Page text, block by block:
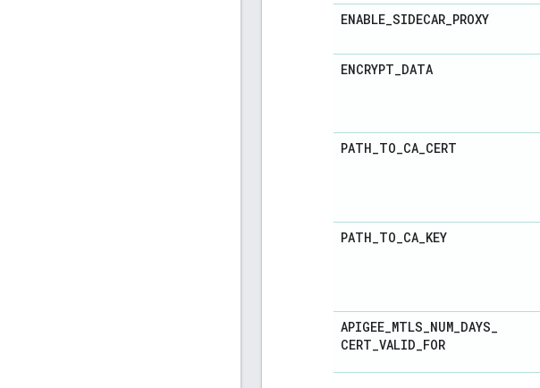
ENABLE_SIDECAR_PROXY
ENCRYPT_DATA
PATH_TO_CA_CERT
PATH_TO_CA_KEY
APIGEE_MTLS_NUM_DAYS_
CERT_VALID_FOR